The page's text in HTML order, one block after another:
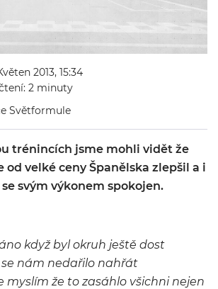
2013, 15:34
2 minuty
Světformule
trénincích jsme mohli vidět že
od velké ceny Španělska zlepšil a i
svým výkonem spokojen.
když byl okruh ještě dost
nám nedařilo nahřát
myslím že to zasáhlo všichni nejen